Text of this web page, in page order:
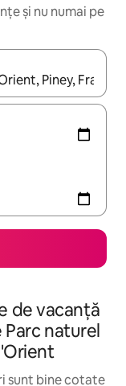
și nu numai pe
folosind tastele
de vacanță
naturel
sunt bine cotate